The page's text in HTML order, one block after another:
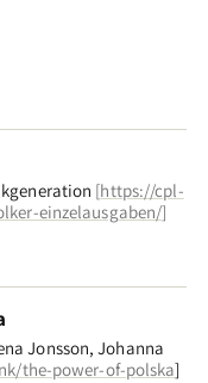
[https://cpl-
einzelausgaben/]
Jonsson, Johanna
the-power-of-polska]